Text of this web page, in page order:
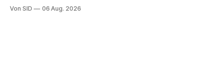
Von SID 06 Aug. 2026